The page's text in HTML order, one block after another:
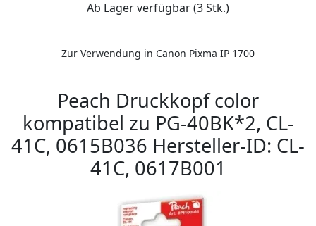
Ab Lager verfügbar (3 Stk.)
Zur Verwendung in Canon Pixma IP 1700
Peach Druckkopf color
kompatibel zu PG-40BK*2, CL-
41C, 0615B036 Hersteller-ID: CL-
41C, 0617B001